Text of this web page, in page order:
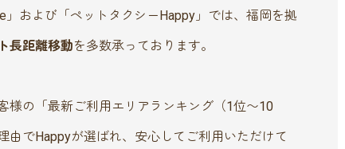
」および「ペットタクシーHappy」では、福岡を拠
長距離移動を多数承っております。
様の「最新ご利用エリアランキング（1位〜10
でHappyが選ばれ、安心してご利用いただけて